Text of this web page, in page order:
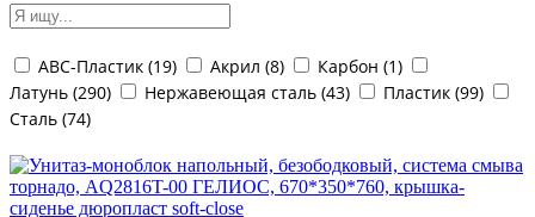
ABC-Пластик (19) Акрил (8) Карбон (1)
Латунь (290) Нержавеющая сталь (43) Пластик (99)
Сталь (74)